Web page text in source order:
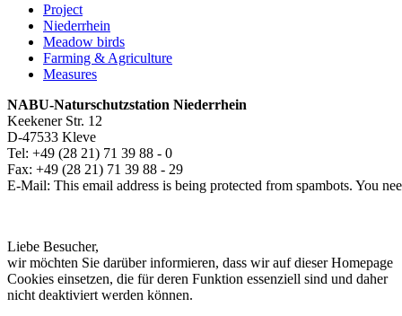
Project
Niederrhein
Meadow birds
Farming & Agriculture
Measures
NABU-Naturschutzstation Niederrhein
Keekener Str. 12
D-47533 Kleve
Tel: +49 (28 21) 71 39 88 - 0
Fax: +49 (28 21) 71 39 88 - 29
E-Mail: This email address is being protected from spambots. You
Liebe Besucher,
wir möchten Sie darüber informieren, dass wir auf dieser Homepage
Cookies einsetzen, die für deren Funktion essenziell sind und daher
nicht deaktiviert werden können.